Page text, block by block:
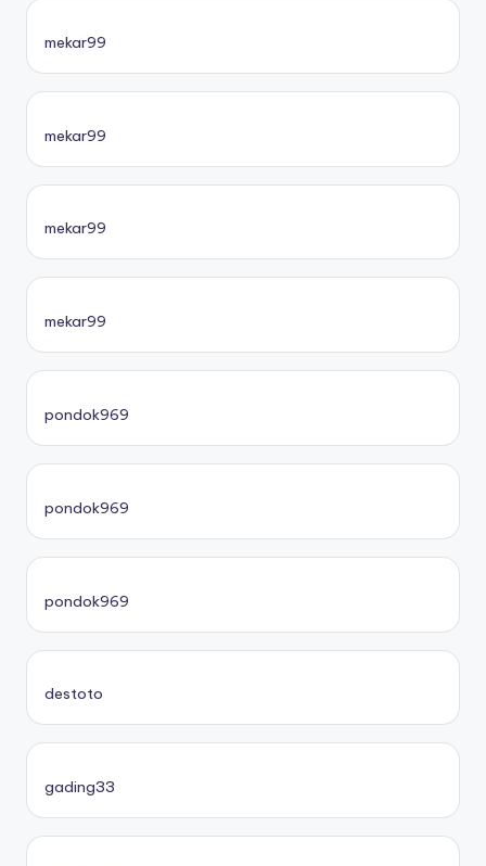
mekar99
mekar99
mekar99
mekar99
pondok969
pondok969
pondok969
destoto
gading33